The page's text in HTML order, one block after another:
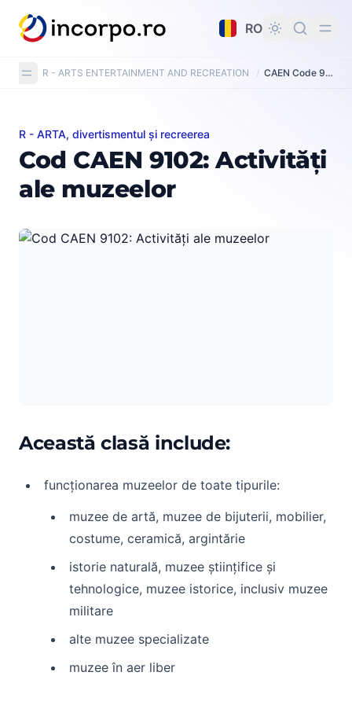
principal
RO
R - ARTS ENTERTAINMENT AND RECREATION / CAEN Code 9102: Museums activities
Cod CAEN 9102: Activități ale muzeelor
R - ARTA, divertismentul și recreerea
Cod CAEN 9102: Activități
ale muzeelor
Această clasă include:
funcționarea muzeelor de toate tipurile:
muzee de artă, muzee de bijuterii, mobilier,
costume, ceramică, argintărie
istorie naturală, muzee științifice și
tehnologice, muzee istorice, inclusiv muzee
militare
alte muzee specializate
muzee în aer liber